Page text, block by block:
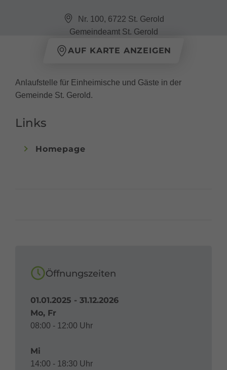
Nr. 100, 6722 St. Gerold
Gemeindeamt St. Gerold
AUF KARTE ANZEIGEN
Anlaufstelle für Einheimische und Gäste in der
Gemeinde St. Gerold.
Links
Homepage
Öffnungszeiten
01.01.2025 - 31.12.2026
Mo, Fr
08:00 - 12:00 Uhr
Mi
14:00 - 18:30 Uhr